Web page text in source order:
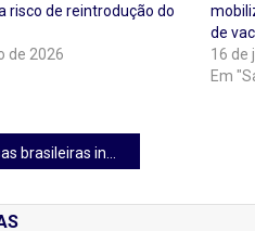
risco de reintrodução do
de 2026
de
16 de
Em
em Produtos de Terapias Avançadas